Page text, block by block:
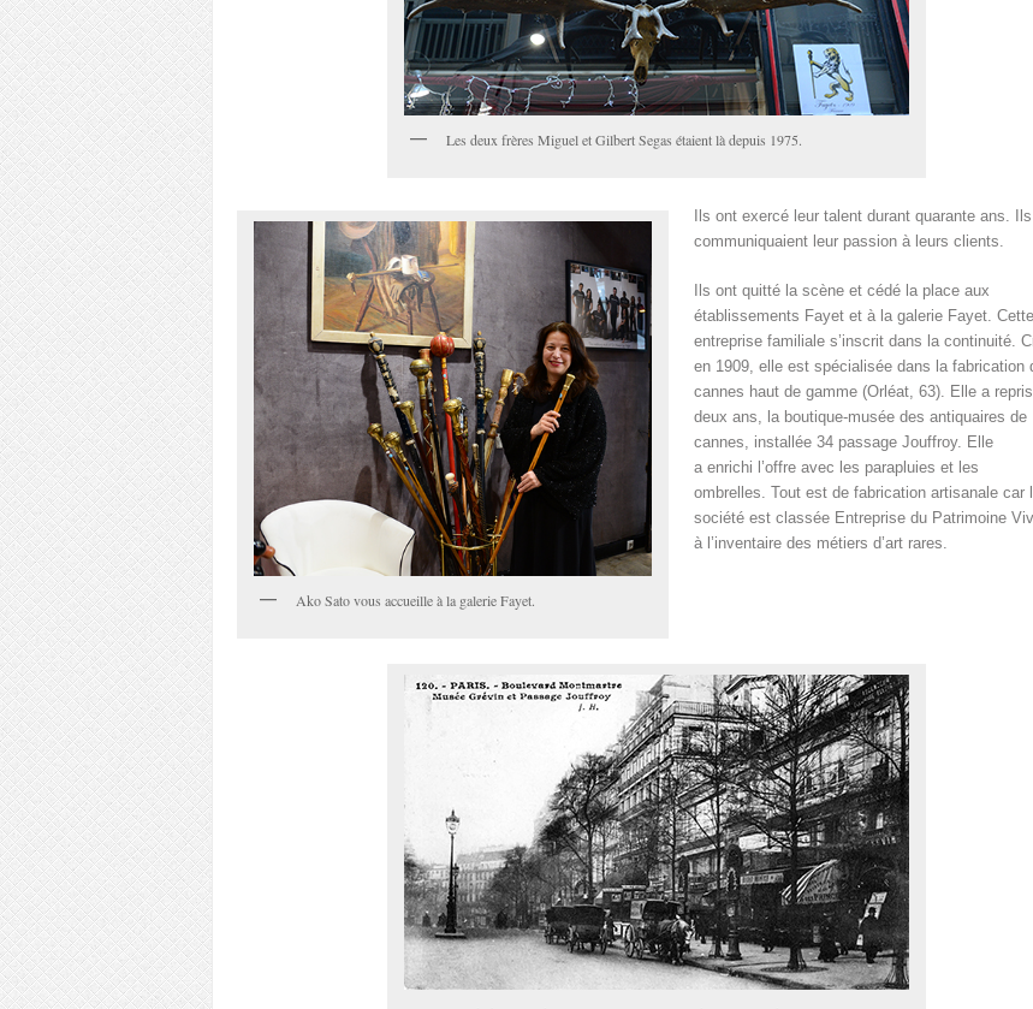
Les deux frères Miguel et Gilbert Segas étaient là depuis 1975.
Ako Sato vous accueille à la galerie Fayet.
Ils ont exercé leur talent durant quarante ans. Ils
communiquaient leur passion à leurs clients.
Ils ont quitté la scène et cédé la place aux
établissements Fayet et à la galerie Fayet. Cette
entreprise familiale s’inscrit dans la continuité.
en 1909, elle est spécialisée dans la fabrication
cannes haut de gamme (Orléat, 63). Elle a
deux ans, la boutique-musée des antiquaires de
cannes, installée 34 passage Jouffroy. Elle
a enrichi l’offre avec les parapluies et les
ombrelles. Tout est de fabrication artisanale car
société est classée Entreprise du Patrimoine
à l’inventaire des métiers d’art rares.